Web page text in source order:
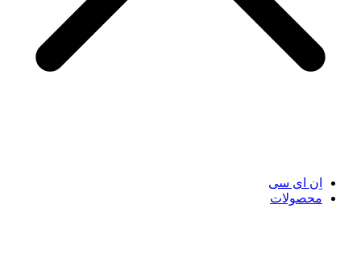
اِن ای سی
محصولات